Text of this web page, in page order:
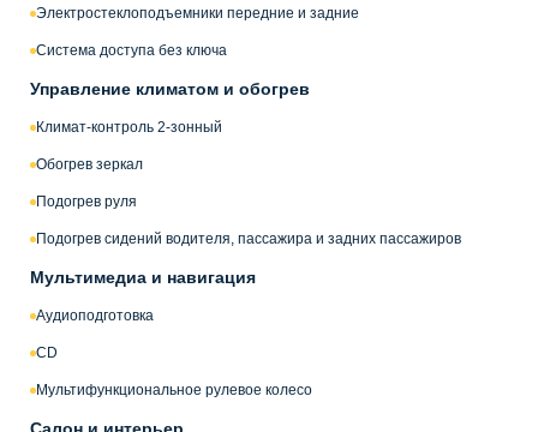
Электростеклоподъемники передние и задние
Система доступа без ключа
Управление климатом и обогрев
Климат-контроль 2-зонный
Обогрев зеркал
Подогрев руля
Подогрев сидений водителя, пассажира и задних пассажиров
Мультимедиа и навигация
Аудиоподготовка
CD
Мультифункциональное рулевое колесо